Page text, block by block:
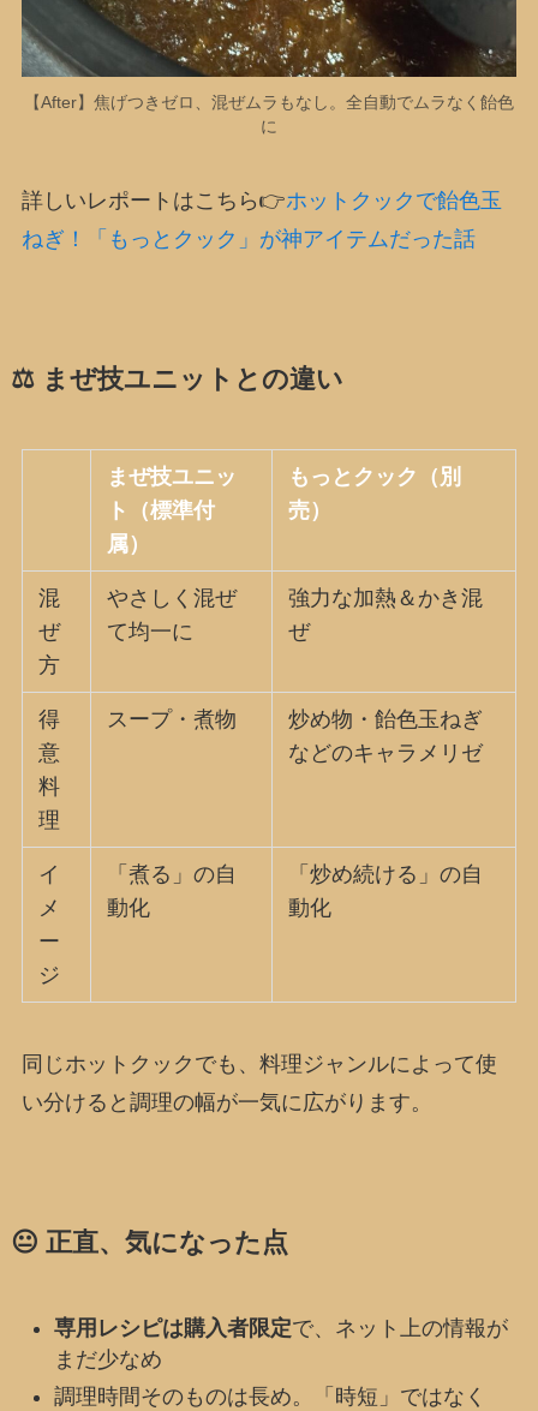
【After】焦げつきゼロ、混ぜムラもなし。全自動でムラなく飴色
に
詳しいレポートはこちら👉ホットクックで飴色玉
ねぎ！「もっとクック」が神アイテムだった話
⚖️ まぜ技ユニットとの違い
まぜ技ユニッ
ト（標準付
属）
もっとクック（別
売）
混
ぜ
方
やさしく混ぜ
て均一に
強力な加熱＆かき混
ぜ
得
意
料
理
スープ・煮物
炒め物・飴色玉ねぎ
などのキャラメリゼ
イ
メ
ー
ジ
「煮る」の自
動化
「炒め続ける」の自
動化
同じホットクックでも、料理ジャンルによって使
い分けると調理の幅が一気に広がります。
😐 正直、気になった点
専用レシピは購入者限定で、ネット上の情報が
まだ少なめ
調理時間そのものは長め。「時短」ではなく